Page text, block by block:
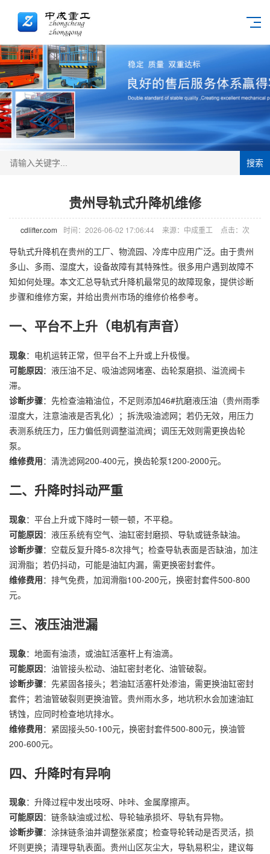
搜索
贵州导轨式升降机维修
cdlifter.com 时间：2026-06-02 17:06:44 来源：中成重工 点击： 次
导轨式升降机在贵州的工厂、物流园、冷库中应用广泛。由于贵州
多山、多雨、湿度大，设备故障有其特殊性。很多用户遇到故障不
知如何处理。本文汇总导轨式升降机最常见的故障现象，提供诊断
步骤和维修方案，并给出贵州市场的维修价格参考。
一、平台不上升（电机有声音）
现象：电机运转正常，但平台不上升或上升极慢。
可能原因：液压油不足、吸油滤网堵塞、齿轮泵磨损、溢流阀卡
滞。
诊断步骤：先检查油箱油位，不足则添加46#抗磨液压油（贵州雨季
湿度大，注意油液是否乳化）；拆洗吸油滤网；若仍无效，用压力
表测系统压力，压力偏低则调整溢流阀；调压无效则需更换齿轮
泵。
维修费用：清洗滤网200-400元，换齿轮泵1200-2000元。
二、升降时抖动严重
现象：平台上升或下降时一顿一顿，不平稳。
可能原因：液压系统有空气、油缸密封磨损、导轨或链条缺油。
诊断步骤：空载反复升降5-8次排气；检查导轨表面是否缺油，加注
润滑脂；若仍抖动，可能是油缸内漏，需更换密封套件。
维修费用：排气免费，加润滑脂100-200元，换密封套件500-800
元。
三、液压油泄漏
现象：地面有油渍，或油缸活塞杆上有油滴。
可能原因：油管接头松动、油缸密封老化、油管破裂。
诊断步骤：先紧固各接头；若油缸活塞杆处渗油，需更换油缸密封
套件；若油管破裂则更换油管。贵州雨水多，地坑积水会加速油缸
锈蚀，应同时检查地坑排水。
维修费用：紧固接头50-100元，换密封套件500-800元，换油管
200-600元。
四、升降时有异响
现象：升降过程中发出吱呀、咔咔、金属摩擦声。
可能原因：链条缺油或过松、导轮轴承损坏、导轨有异物。
诊断步骤：涂抹链条油并调整张紧度；检查导轮转动是否灵活，损
坏则更换；清理导轨表面。贵州山区灰尘大，导轨易积尘，建议每